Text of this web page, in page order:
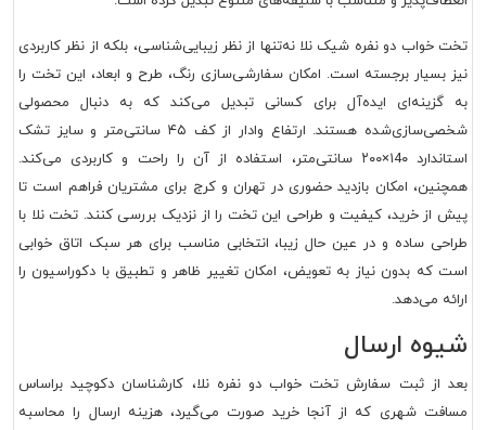
تخت خواب دو نفره شیک نلا نه‌تنها از نظر زیبایی‌شناسی، بلکه از نظر کاربردی
نیز بسیار برجسته است. امکان سفارشی‌سازی رنگ، طرح و ابعاد، این تخت را
به گزینه‌ای ایده‌آل برای کسانی تبدیل می‌کند که به دنبال محصولی
شخصی‌سازی‌شده هستند. ارتفاع وادار از کف ۴۵ سانتی‌متر و سایز تشک
استاندارد ۱4۰×۲۰۰ سانتی‌متر، استفاده از آن را راحت و کاربردی می‌کند.
همچنین، امکان بازدید حضوری در تهران و کرج برای مشتریان فراهم است تا
پیش از خرید، کیفیت و طراحی این تخت را از نزدیک بررسی کنند. تخت نلا با
طراحی ساده و در عین حال زیبا، انتخابی مناسب برای هر سبک اتاق خوابی
است که بدون نیاز به تعویض، امکان تغییر ظاهر و تطبیق با دکوراسیون را
ارائه می‌دهد.
شیوه ارسال
بعد از ثبت سفارش تخت خواب دو نفره نلا، کارشناسان دکوچید براساس
مسافت شهری که از آنجا خرید صورت می‌گیرد، هزینه ارسال را محاسبه